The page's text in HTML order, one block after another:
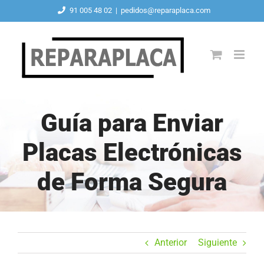
contenido
91 005 48 02 | pedidos@reparaplaca.com
Guía para Enviar
Placas Electrónicas
de Forma Segura
Anterior Siguiente